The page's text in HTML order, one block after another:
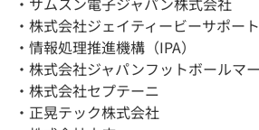
・株式会社ジェイティービーサポー
・情報処理推進機構（IPA）
・株式会社ジャパンフットボールマ
・株式会社セプテーニ
・正晃テック株式会社